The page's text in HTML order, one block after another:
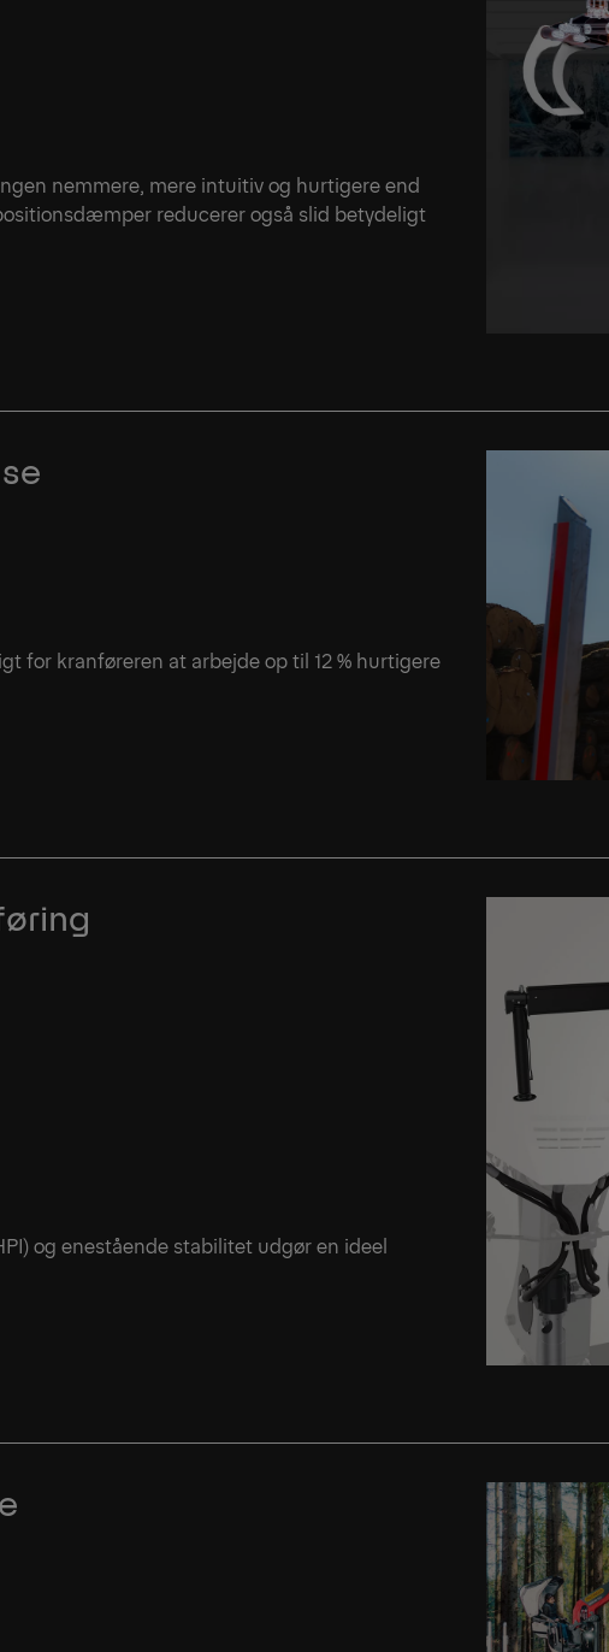
nemmere, mere intuitiv og hurtigere end
reducerer også slid betydeligt
for kranføreren at arbejde op til 12 % hurtigere
og enestående stabilitet udgør en ideel